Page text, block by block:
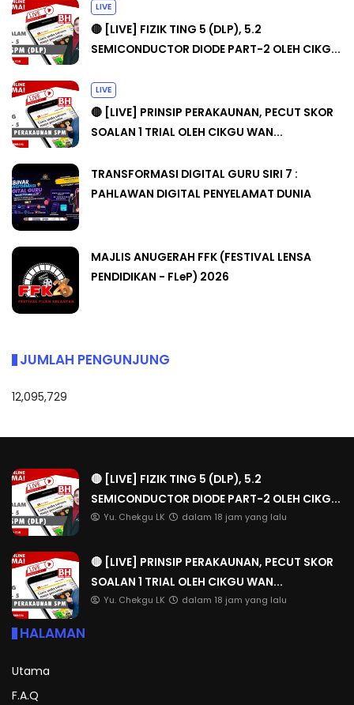
LIVE
🔴 [LIVE] FIZIK TING 5 (DLP), 5.2
SEMICONDUCTOR DIODE PART-2 OLEH CIKG...
LIVE
🔴 [LIVE] PRINSIP PERAKAUNAN, PECUT SKOR
SOALAN 1 TRIAL OLEH CIKGU WAN...
TRANSFORMASI DIGITAL GURU SIRI 7 :
PAHLAWAN DIGITAL PENYELAMAT DUNIA
MAJLIS ANUGERAH FFK (FESTIVAL LENSA
PENDIDIKAN - FLeP) 2026
JUMLAH PENGUNJUNG
12,095,729
🔴 [LIVE] FIZIK TING 5 (DLP), 5.2
SEMICONDUCTOR DIODE PART-2 OLEH CIKG...
Yu. Chekgu LK dalam 18 jam yang lalu
🔴 [LIVE] PRINSIP PERAKAUNAN, PECUT SKOR
SOALAN 1 TRIAL OLEH CIKGU WAN...
Yu. Chekgu LK dalam 18 jam yang lalu
HALAMAN
Utama
F.A.Q